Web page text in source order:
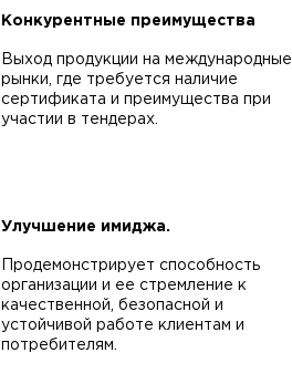
Конкурентные преимущества
Выход продукции на международные
рынки, где требуется наличие
сертификата и преимущества при
участии в тендерах.
Улучшение имиджа.
Продемонстрирует способность
организации и ее стремление к
качественной, безопасной и
устойчивой работе клиентам и
потребителям.